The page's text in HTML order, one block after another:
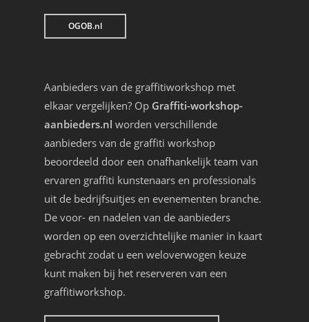
OGOB.nl
Aanbieders van de graffitiworkshop met
elkaar vergelijken? Op Graffiti-workshop-
aanbieders.nl worden verschillende
aanbieders van de graffiti workshop
beoordeeld door een onafhankelijk team van
ervaren graffiti kunstenaars en professionals
uit de bedrijfsuitjes en evenementen branche.
De voor- en nadelen van de aanbieders
worden op een overzichtelijke manier in kaart
gebracht zodat u een weloverwogen keuze
kunt maken bij het reserveren van een
graffitiworkshop.